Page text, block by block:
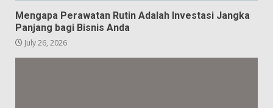
Mengapa Perawatan Rutin Adalah Investasi Jangka
Panjang bagi Bisnis Anda
July 26, 2026